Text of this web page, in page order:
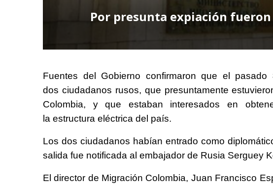
Por presunta expiación
Fuentes del Gobierno confirmaron que el
dos ciudadanos rusos, que presuntamente
Colombia, y que estaban interesados en
la estructura eléctrica del país.
Los dos ciudadanos habían entrado como
salida fue notificada al embajador de Rusia Serguey
El director de Migración Colombia, Juan Francisco